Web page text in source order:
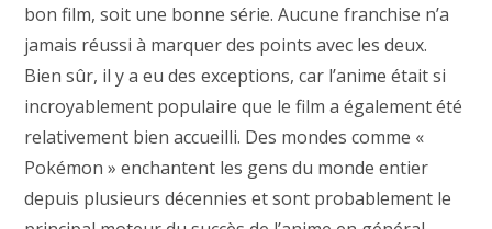
bon film, soit une bonne série. Aucune franchise n’a
jamais réussi à marquer des points avec les deux.
Bien sûr, il y a eu des exceptions, car l’anime était si
incroyablement populaire que le film a également été
relativement bien accueilli. Des mondes comme «
Pokémon » enchantent les gens du monde entier
depuis plusieurs décennies et sont probablement le